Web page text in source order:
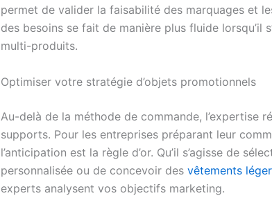
permet de valider la faisabilité des marquages et
des besoins se fait de manière plus fluide lorsqu’il
multi-produits.
Optimiser votre stratégie d’objets promotionnels
Au-delà de la méthode de commande, l’expertise
supports. Pour les entreprises préparant leur
l’anticipation est la règle d’or. Qu’il s’agisse de
personnalisée ou de concevoir des vêtements
experts analysent vos objectifs marketing.